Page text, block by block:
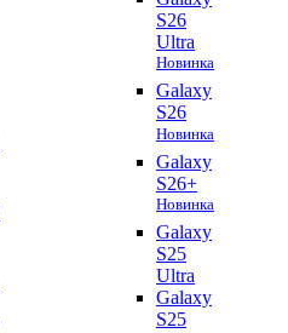
S26
Ultra
Новинка
Galaxy
S26
Новинка
Galaxy
S26+
Новинка
Galaxy
S25
Ultra
Galaxy
S25